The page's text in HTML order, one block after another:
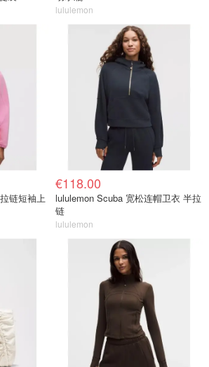
lululemon
链短袖上
€118.00
lululemon Scuba 宽松连帽卫衣 半拉
链
lululemon